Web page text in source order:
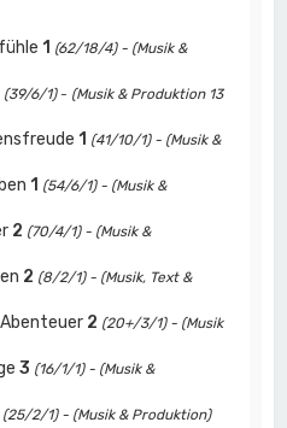
1 (62/18/4) - (Musik &
(39/6/1)- (Musik & Produktion 13
1 (41/10/1) - (Musik &
1 (54/6/1) - (Musik &
2 (70/4/1) - (Musik &
2 (8/2/1) - (Musik, Text &
2 (20+/3/1) - (Musik
3 (16/1/1) - (Musik &
(25/2/1) - (Musik & Produktion)